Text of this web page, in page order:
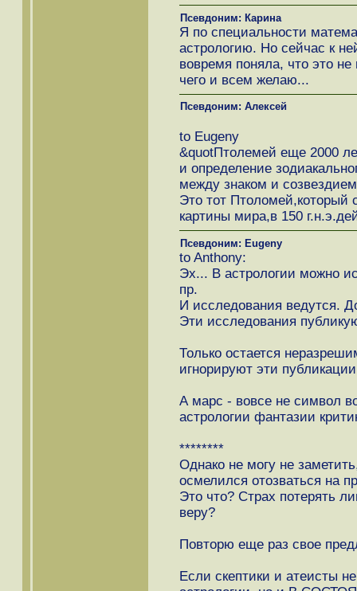
Псевдоним: Карина
Я по специальности
астрологию. Но сейчас к
вовремя поняла, что это
чего и всем желаю...
Псевдоним: Алексей
to Eugeny
&quotПтолемей еще 2000
и определение
между знаком и
Это тот Птоломей,который
картины мира,в 150
Псевдоним: Eugeny
to Anthony:
Эх... В астрологии можно
пр.
И исследования ведутся.
Эти исследования
Только остается
игнорируют эти
А марс - вовсе не символ
астрологии фантазии
********
Однако не могу не
осмелился отозваться на
Это что? Страх потерять
веру?
Повторю еще раз свое
Если скептики и атеисты